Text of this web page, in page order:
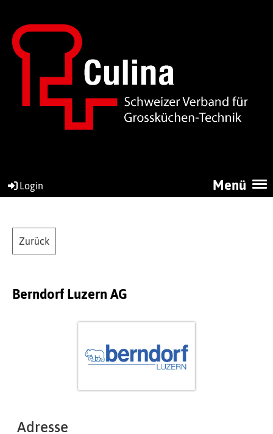
Menü
Login
Zurück
Berndorf Luzern AG
Adresse